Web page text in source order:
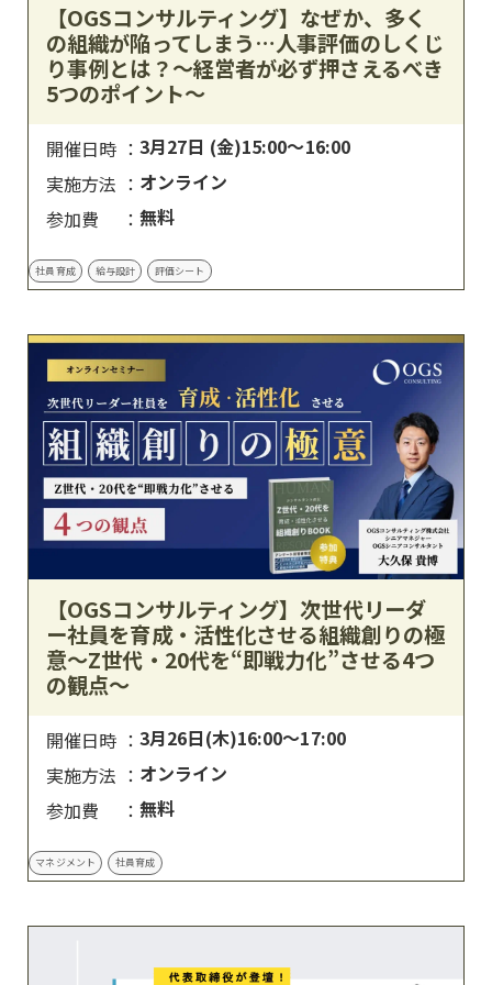
【OGSコンサルティング】なぜか、多く
の組織が陥ってしまう…人事評価のしくじ
り事例とは？〜経営者が必ず押さえるべき
5つのポイント〜
開催日時
3月27日 (金)15:00～16:00
実施方法
オンライン
参加費
無料
社員育成 給与設計 評価シート
【OGSコンサルティング】次世代リーダ
ー社員を育成・活性化させる組織創りの極
意〜Z世代・20代を“即戦力化”させる4つ
の観点〜
開催日時
3月26日(木)16:00～17:00
実施方法
オンライン
参加費
無料
マネジメント 社員育成